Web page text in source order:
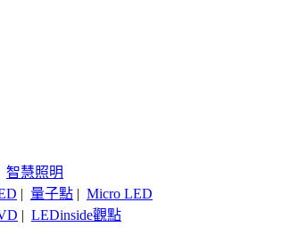
智慧照明
| 量子點 | Micro LED
| LEDinside觀點